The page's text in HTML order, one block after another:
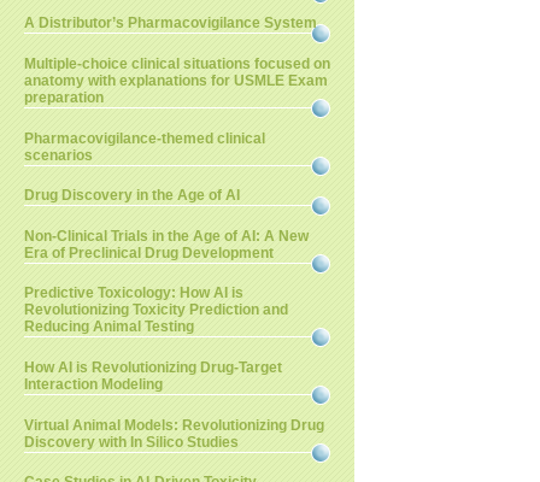
A Distributor’s Pharmacovigilance System
Multiple-choice clinical situations focused on
anatomy with explanations for USMLE Exam
preparation
Pharmacovigilance-themed clinical
scenarios
Drug Discovery in the Age of AI
Non-Clinical Trials in the Age of AI: A New
Era of Preclinical Drug Development
Predictive Toxicology: How AI is
Revolutionizing Toxicity Prediction and
Reducing Animal Testing
How AI is Revolutionizing Drug-Target
Interaction Modeling
Virtual Animal Models: Revolutionizing Drug
Discovery with In Silico Studies